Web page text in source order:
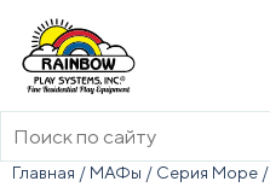
Поиск
товаров
Главная / МАФы / Серия Море /